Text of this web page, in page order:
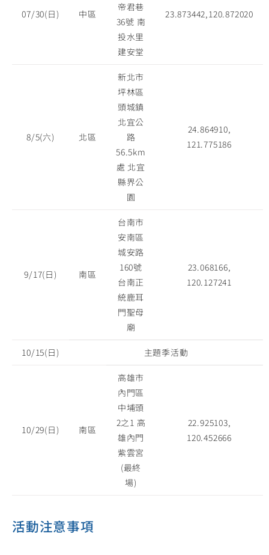
07/30(日) 中區
帝君巷
36號 南
投水里
建安堂
23.873442,120.872020
8/5(六) 北區
新北市
坪林區
頭城鎮
北宜公
路
56.5km
處 北宜
縣界公
園
24.864910,
121.775186
9/17(日) 南區
台南市
安南區
城安路
160號
台南正
統鹿耳
門聖母
廟
23.068166,
120.127241
10/15(日) 主題季活動
10/29(日) 南區
高雄市
內門區
中埔頭
2之1 高
雄內門
紫雲宮
(最終
場)
22.925103,
120.452666
活動注意事項